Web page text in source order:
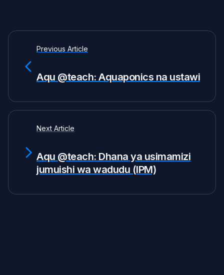
Previous Article
Aqu @teach: Aquaponics na ustawi
Next Article
Aqu @teach: Dhana ya usimamizi
jumuishi wa wadudu (IPM)